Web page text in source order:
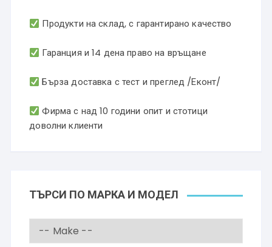
Продукти на склад, с гарантирано качество
Гаранция и 14 дена право на връщане
Бърза доставка с тест и преглед /Еконт/
Фирма с над 10 години опит и стотици
доволни клиенти
ТЪРСИ ПО МАРКА И МОДЕЛ